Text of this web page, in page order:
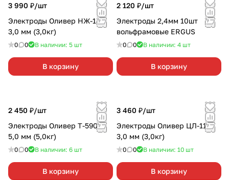
3 990 ₽/шт
Электроды Оливер НЖ-13 d
3,0 мм (3,0кг)
0 0 В наличии: 5 шт
В корзину
2 120 ₽/шт
Электроды 2,4мм 10шт
вольфрамовые ERGUS
0 0 В наличии: 4 шт
В корзину
2 450 ₽/шт
Электроды Оливер Т-590 d
5,0 мм (5,0кг)
0 0 В наличии: 6 шт
В корзину
3 460 ₽/шт
Электроды Оливер ЦЛ-11 d
3,0 мм (3,0кг)
0 0 В наличии: 10 шт
В корзину